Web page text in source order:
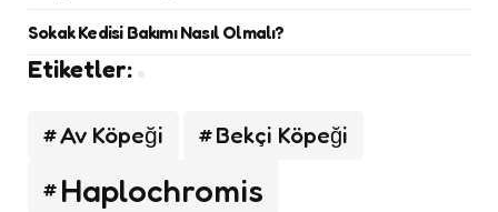
Sokak Kedisi Bakımı Nasıl Olmalı?
Etiketler:
Av Köpeği Bekçi Köpeği
Haplochromis